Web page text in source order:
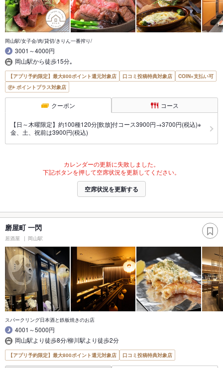
岡山駅/女子会/肉/貸切/きりん一番搾り/
3001～4000円
岡山駅から徒歩15分｡
【アプリ予約限定】最大800ポイント還元対象店 口コミ投稿特典対象店
COIN+支払い可
ポイントプラス対象店
クーポン コース
【日～木曜限定】約100種120分[飲放]付コース3900円→3700円(税込)※
金、土、祝前は3900円(税込)
カレンダーの更新に失敗しました。
下記ボタンを押して空席状況を更新してください。
空席状況を更新する
磨屋町 一閃
居酒屋 岡山駅
スパークリング日本酒と鉄板焼きのお店
4001～5000円
岡山駅より徒歩8分/柳川駅より徒歩2分
【アプリ予約限定】最大800ポイント還元対象店 口コミ投稿特典対象店